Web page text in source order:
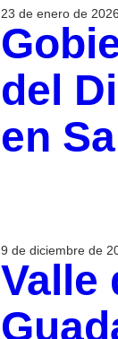
23 de enero de 2026
del
en
9 de diciembre de
Valle